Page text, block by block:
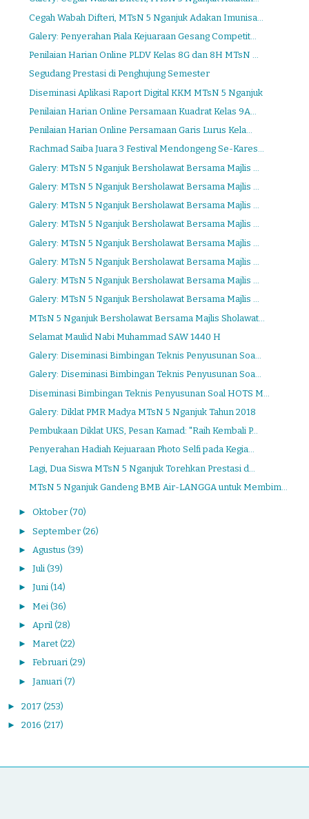
Cegah Wabah Difteri, MTsN 5 Nganjuk Adakan Imunisa...
Galery: Penyerahan Piala Kejuaraan Gesang Competit...
Penilaian Harian Online PLDV Kelas 8G dan 8H MTsN ...
Segudang Prestasi di Penghujung Semester
Diseminasi Aplikasi Raport Digital KKM MTsN 5 Nganjuk
Penilaian Harian Online Persamaan Kuadrat Kelas 9A...
Penilaian Harian Online Persamaan Garis Lurus Kela...
Rachmad Saiba Juara 3 Festival Mendongeng Se-Kares...
Galery: MTsN 5 Nganjuk Bersholawat Bersama Majlis ...
Galery: MTsN 5 Nganjuk Bersholawat Bersama Majlis ...
Galery: MTsN 5 Nganjuk Bersholawat Bersama Majlis ...
Galery: MTsN 5 Nganjuk Bersholawat Bersama Majlis ...
Galery: MTsN 5 Nganjuk Bersholawat Bersama Majlis ...
Galery: MTsN 5 Nganjuk Bersholawat Bersama Majlis ...
Galery: MTsN 5 Nganjuk Bersholawat Bersama Majlis ...
Galery: MTsN 5 Nganjuk Bersholawat Bersama Majlis ...
MTsN 5 Nganjuk Bersholawat Bersama Majlis Sholawat...
Selamat Maulid Nabi Muhammad SAW 1440 H
Galery: Diseminasi Bimbingan Teknis Penyusunan Soa...
Galery: Diseminasi Bimbingan Teknis Penyusunan Soa...
Diseminasi Bimbingan Teknis Penyusunan Soal HOTS M...
Galery: Diklat PMR Madya MTsN 5 Nganjuk Tahun 2018
Pembukaan Diklat UKS, Pesan Kamad: "Raih Kembali P...
Penyerahan Hadiah Kejuaraan Photo Selfi pada Kegia...
Lagi, Dua Siswa MTsN 5 Nganjuk Torehkan Prestasi d...
MTsN 5 Nganjuk Gandeng BMB Air-LANGGA untuk Membim...
► Oktober (70)
► September (26)
► Agustus (39)
► Juli (39)
► Juni (14)
► Mei (36)
► April (28)
► Maret (22)
► Februari (29)
► Januari (7)
► 2017 (253)
► 2016 (217)